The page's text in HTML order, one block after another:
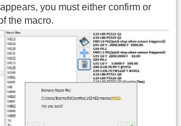
you must either confirm or
the macro.